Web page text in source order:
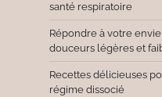
santé respiratoire
Répondre à votre
douceurs légères et
Recettes délicieuses
régime dissocié